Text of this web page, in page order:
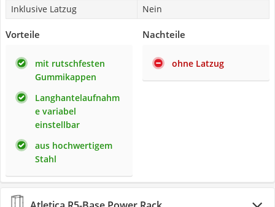
Inklusive Latzug
Nein
Vorteile
mit rutschfesten
Gummikappen
Langhantelaufnahm
e variabel
einstellbar
aus hochwertigem
Stahl
Nachteile
ohne Latzug